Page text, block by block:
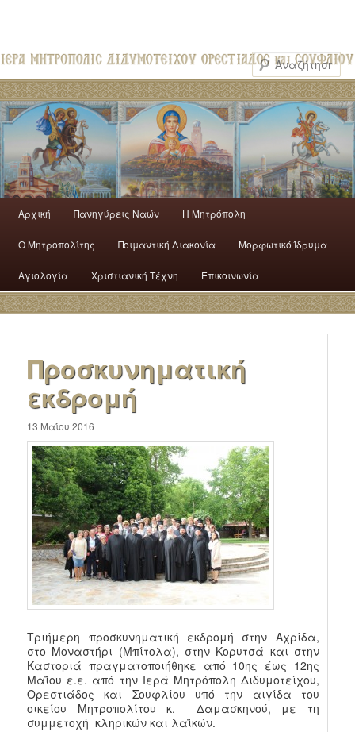
Αρχική Πανηγύρεις Ναών H Mητρόπολη
Ο Mητροπολίτης Ποιμαντική Διακονία Μορφωτικό Ίδρυμα
Αγιολογία Χριστιανική Τέχνη Επικοινωνία
Προσκυνηματική
εκδρομή
13 Μαΐου 2016
Τριήμερη προσκυνηματική εκδρομή στην Αχρίδα,
στο Μοναστήρι (Μπίτολα), στην Κορυτσά και στην
Καστοριά πραγματοποιήθηκε από 10ης έως 12ης
Μαΐου ε.ε. από την Ιερά Μητρόπολη Διδυμοτείχου,
Ορεστιάδος και Σουφλίου υπό την αιγίδα του
οικείου Μητροπολίτου κ. Δαμασκηνού, με τη
συμμετοχή κληρικών και λαϊκών.